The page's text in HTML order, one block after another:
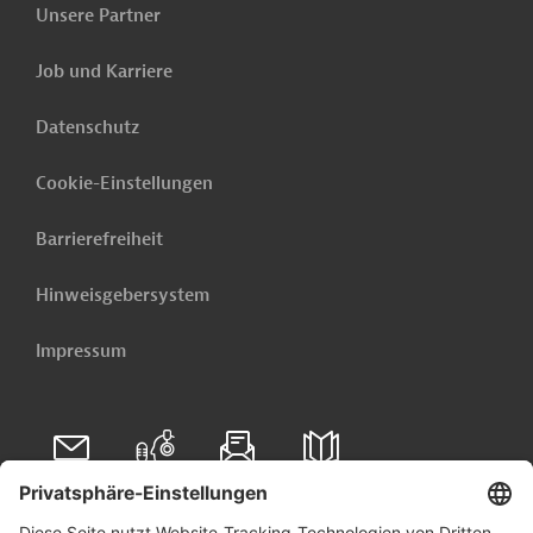
Unsere Partner
Job und Karriere
Datenschutz
Cookie-Einstellungen
Barrierefreiheit
Hinweisgebersystem
Impressum